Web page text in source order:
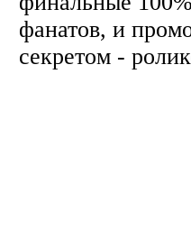
фанатов, и
секретом -